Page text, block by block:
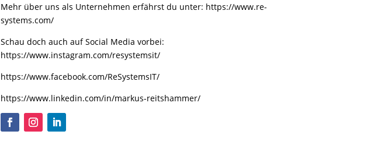
Mehr über uns als Unternehmen erfährst du unter: https://www.re-
systems.com/
Schau doch auch auf Social Media vorbei:
https://www.instagram.com/resystemsit/
https://www.facebook.com/ReSystemsIT/
https://www.linkedin.com/in/markus-reitshammer/